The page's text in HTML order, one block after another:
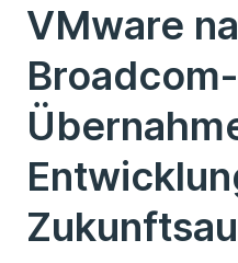
VMware
Broadcom-